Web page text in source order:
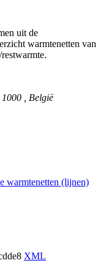
uit de
warmtenetten van
1000
België
warmtenetten (lijnen)
XML